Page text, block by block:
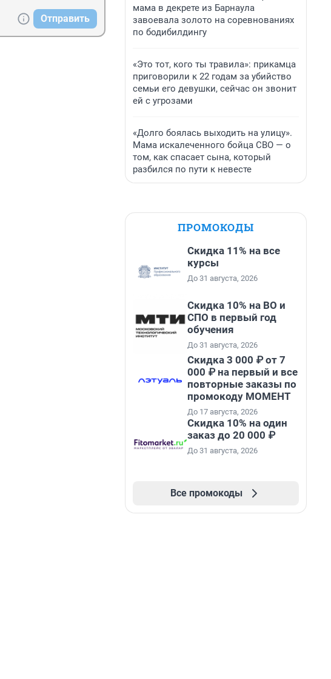
Отправить
мама в декрете из Барнаула
завоевала золото на соревнованиях
по бодибилдингу
«Это тот, кого ты травила»: прикамца
приговорили к 22 годам за убийство
семьи его девушки, сейчас он звонит
ей с угрозами
«Долго боялась выходить на улицу».
Мама искалеченного бойца СВО — о
том, как спасает сына, который
разбился по пути к невесте
ПРОМОКОДЫ
Скидка 11% на все
курсы
До 31 августа, 2026
Скидка 10% на ВО и
СПО в первый год
обучения
До 31 августа, 2026
Скидка 3 000 ₽ от 7
000 ₽ на первый и все
повторные заказы по
промокоду МОМЕНТ
До 17 августа, 2026
Скидка 10% на один
заказ до 20 000 ₽
До 31 августа, 2026
Все промокоды